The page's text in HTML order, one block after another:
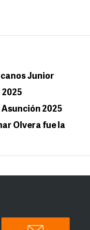
Junior
2025
2025
Olvera fue la